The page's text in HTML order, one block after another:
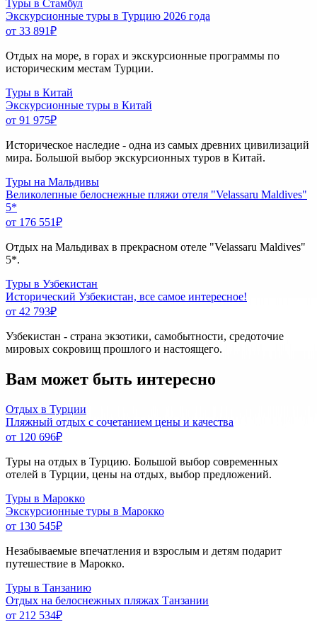
Туры в Стамбул
Экскурсионные туры в Турцию 2026 года
от 33 891₽
Отдых на море, в горах и экскурсионные программы по
историческим местам Турции.
Туры в Китай
Экскурсионные туры в Китай
от 91 975₽
Историческое наследие - одна из самых древних цивилизаций
мира. Большой выбор экскурсионных туров в Китай.
Туры на Мальдивы
Великолепные белоснежные пляжи отеля "Velassaru Maldives"
5*
от 176 551₽
Отдых на Мальдивах в прекрасном отеле "Velassaru Maldives"
5*.
Туры в Узбекистан
Исторический Узбекистан, все самое интересное!
от 42 793₽
Узбекистан - страна экзотики, самобытности, средоточие
мировых сокровищ прошлого и настоящего.
Вам может быть интересно
Отдых в Турции
Пляжный отдых с сочетанием цены и качества
от 120 696₽
Туры на отдых в Турцию. Большой выбор современных
отелей в Турции, цены на отдых, выбор предложений.
Туры в Марокко
Экскурсионные туры в Марокко
от 130 545₽
Незабываемые впечатления и взрослым и детям подарит
путешествие в Марокко.
Туры в Танзанию
Отдых на белоснежных пляжах Танзании
от 212 534₽